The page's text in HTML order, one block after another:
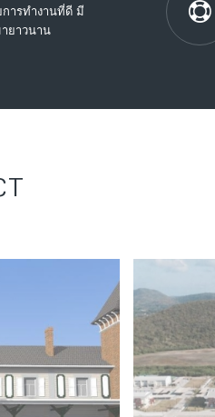
ารทำงานที่ดี มี
ยาวนาน